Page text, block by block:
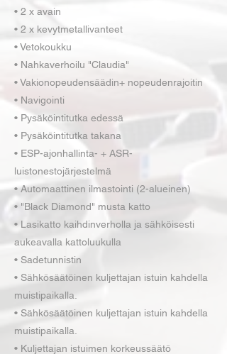
• 2 x avain
• 2 x kevytmetallivanteet
• Vetokoukku
• Nahkaverhoilu "Claudia"
• Vakionopeudensäädin+ nopeudenrajoitin
• Navigointi
• Pysäköintitutka edessä
• Pysäköintitutka takana
• ESP-ajonhallinta- + ASR-
luistonestojärjestelmä
• Automaattinen ilmastointi (2-alueinen)
• "Black Diamond" musta katto
• Lasikatto kaihdinverholla ja sähköisesti
aukeavalla kattoluukulla
• Sadetunnistin
• Sähkösäätöinen kuljettajan istuin kahdella
muistipaikalla.
• Sähkösäätöinen kuljettajan istuin kahdella
muistipaikalla.
• Kuljettajan istuimen korkeussäätö